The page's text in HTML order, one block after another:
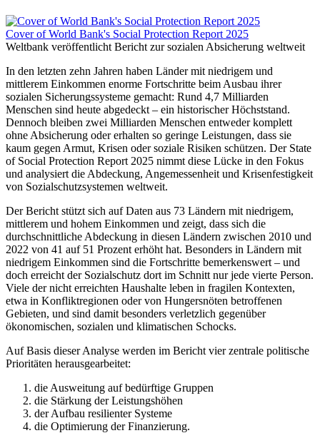
Cover of World Bank's Social Protection Report 2025
Weltbank veröffentlicht Bericht zur sozialen Absicherung weltweit
In den letzten zehn Jahren haben Länder mit niedrigem und
mittlerem Einkommen enorme Fortschritte beim Ausbau ihrer
sozialen Sicherungssysteme gemacht: Rund 4,7 Milliarden
Menschen sind heute abgedeckt – ein historischer Höchststand.
Dennoch bleiben zwei Milliarden Menschen entweder komplett
ohne Absicherung oder erhalten so geringe Leistungen, dass sie
kaum gegen Armut, Krisen oder soziale Risiken schützen. Der State
of Social Protection Report 2025 nimmt diese Lücke in den Fokus
und analysiert die Abdeckung, Angemessenheit und Krisenfestigkeit
von Sozialschutzsystemen weltweit.
Der Bericht stützt sich auf Daten aus 73 Ländern mit niedrigem,
mittlerem und hohem Einkommen und zeigt, dass sich die
durchschnittliche Abdeckung in diesen Ländern zwischen 2010 und
2022 von 41 auf 51 Prozent erhöht hat. Besonders in Ländern mit
niedrigem Einkommen sind die Fortschritte bemerkenswert – und
doch erreicht der Sozialschutz dort im Schnitt nur jede vierte Person.
Viele der nicht erreichten Haushalte leben in fragilen Kontexten,
etwa in Konfliktregionen oder von Hungersnöten betroffenen
Gebieten, und sind damit besonders verletzlich gegenüber
ökonomischen, sozialen und klimatischen Schocks.
Auf Basis dieser Analyse werden im Bericht vier zentrale politische
Prioritäten herausgearbeitet:
die Ausweitung auf bedürftige Gruppen
die Stärkung der Leistungshöhen
der Aufbau resilienter Systeme
die Optimierung der Finanzierung.